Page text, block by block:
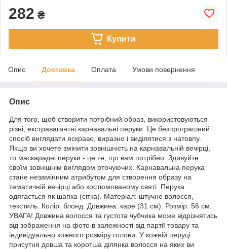
282 ₴
Купити
Опис Доставка Оплата Умови повернення
Опис
Для того, щоб створити потрібний образ, використовуються
різні, екстравагантні карнавальні перуки. Це безпрограшний
спосіб виглядати яскраво, виразно і виділятися з натовпу.
Якщо ви хочете змінити зовнішність на карнавальній вечірці,
то маскарадні перуки - це те, що вам потрібно. Здивуйте
своїм зовнішнім виглядом оточуючих. Карнавальна перука
стане незамінним атрибутом для створення образу на
тематичній вечірці або костюмованому святі. Перука
одягається як шапка (сітка). Матеріал: штучне волосся,
текстиль. Колір: блонд. Довжина: каре (31 см). Розмір: 56 см.
УВАГА! Довжина волосся та густота чубчика може відрізнятись
від зображення на фото в залежності від партії товару та
індивідуально кожного розміру голови. У кожній перуці
присутня довша та коротша ділянка волосся на яких ви